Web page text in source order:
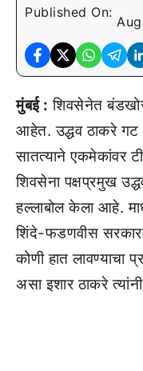
Published On:
मुंबई : शिवसेनेत
आहेत. उद्धव ठाकरे गट
सातत्याने एकमेकांवर
शिवसेना पक्षप्रमुख
हल्लाबोल केला आहे.
शिंदे-फडणवीस
कोणी हात लावण्याचा
असा इशार ठाकरे